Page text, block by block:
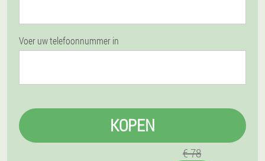
Voer uw telefoonnummer in
KOPEN
€ 78